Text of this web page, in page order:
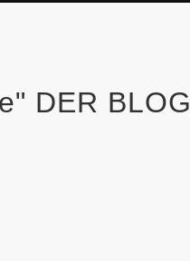
DER BLOG